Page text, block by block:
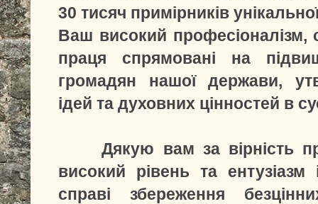
30 тисяч примірників
Ваш високий професіоналізм,
праця спрямовані на
громадян нашої держави,
ідей та духовних цінностей в
Дякую вам за вірність
високий рівень та
справі збереження